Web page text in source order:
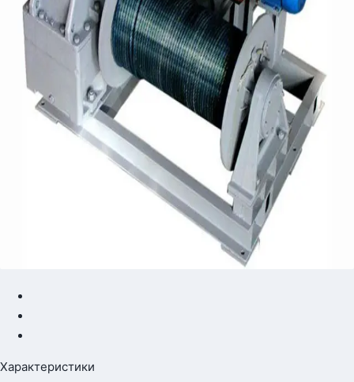
Характеристики